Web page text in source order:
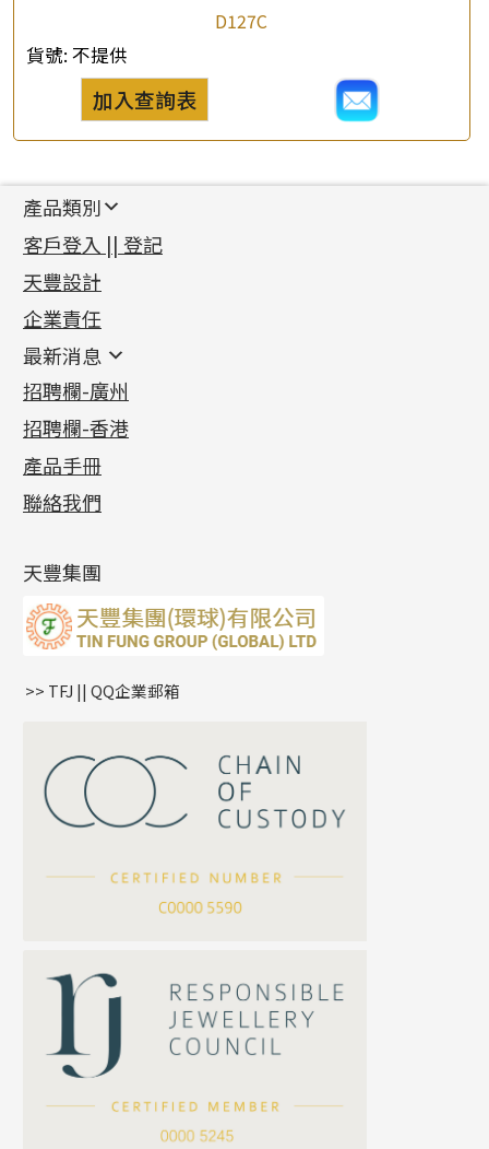
D127C
貨號: 不提供
加入查詢表
公司名稱
聯絡電話
產品類別
新產品
足金系列
足金配件
機織鏈系列
珠仔鏈
镶口链
管狀網鏈
十字車花鏈系列
十字閃O鏈系列
十字錘打鏈系列
側身車花鏈系列
側身鏈系列
雙十字鏈系列
水波鏈系列
蛇骨鏈系列
鏈尾系列
嘴唇鏈系列
S車花鏈系列
珍珠鏈系列
坦克鏈系列
滿天星鏈系列
方假繩鏈系列
首飾配件
耳環類配件
卷迫系列
螺絲迫系列
梅花迫系列
平臺迫系列
綫拍系列
美拍系列
耳環扣系列
耳綫/耳鈎系列
耳環爪頭
耳環
鏈類配件
動感車花吊墜
調節珠系列
生圈扣系列
龍蝦扣系列
鴨俐制系列
字母吊墜
相盒吊墜
項鏈吊墜
生肖吊墜
星座吊墜
珠扣
其他類配件
珠盤系列
袖口鈕系列
焊片及鐳射綫
空心車花管
珠類配件
無孔光身珠
空心光身珠
無孔批花珠
鑲口類
四爪頭系列
六爪頭系列
車花片
動感車花片
鑲口戒指
鑲口手鏈系列
首飾系列
手镯系列
戒指系列
空心耳環
空心车花管首饰链
空心手鐲系列
貴金屬原料
千足金
記憶金屬系列
記憶戒指
拉簧珠珠手鏈
記憶鈦手鐲
客戶登入 || 登記
天豐設計
企業責任
最新消息
最新消息
各項證書(2)
相片集(9)
展覽會資訊
最新產品資訊
招聘欄-廣州
招聘欄-香港
產品手冊
聯絡我們
天豐集團
>> TFJ || QQ企業郵箱